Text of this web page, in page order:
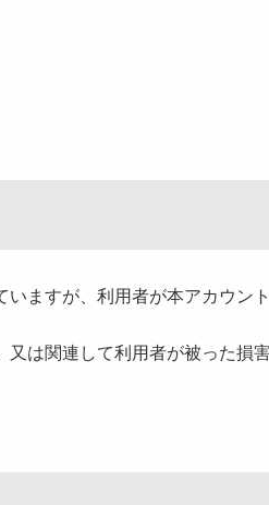
ますが、利用者が本アカウン
は関連して利用者が被った損